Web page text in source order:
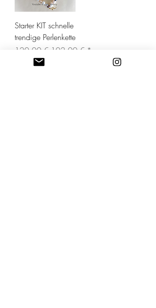
Starter KIT schnelle
trendige Perlenkette
Standardpreis
120,00 € Sale-Preis
102,00 €
zzgl. Versandkosten